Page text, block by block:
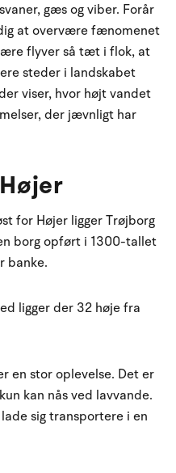
gæs og viber. Forår
at overvære fænomenet
flyver så tæt i flok, at
steder i landskabet
viser, hvor højt vandet
der jævnligt har
for Højer ligger Trøjborg
borg opført i 1300-tallet
banke.
ligger der 32 høje fra
en stor oplevelse. Det er
kan nås ved lavvande.
sig transportere i en